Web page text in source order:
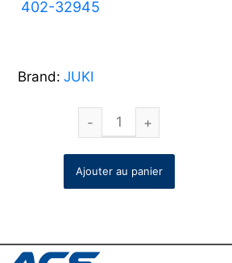
402-32945
Brand: JUKI
Ajouter au panier